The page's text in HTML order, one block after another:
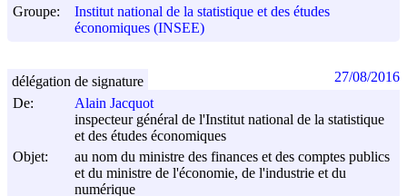
Groupe:
Institut national de la statistique et des études
économiques (INSEE)
De:
Alain Jacquot
inspecteur général de l'Institut national de la statistique
et des études économiques
Objet:
au nom du ministre des finances et des comptes publics
et du ministre de l'économie, de l'industrie et du
numérique
délégation de signature 27/08/2016